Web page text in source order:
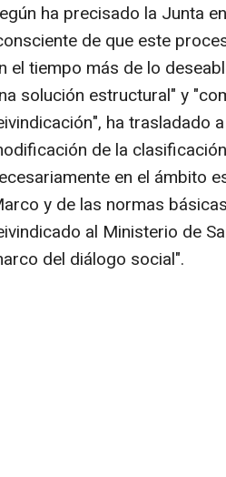
ha precisado la Junta
de que este
el tiempo más de lo
solución estructural" y
ha trasladado
de la
en el ámbito
y de las normas
al Ministerio de
del diálogo social".